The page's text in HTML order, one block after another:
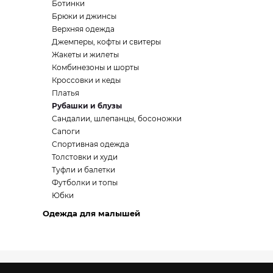
Ботинки
Брюки и джинсы
Верхняя одежда
Джемперы, кофты и свитеры
Жакеты и жилеты
Комбинезоны и шорты
Кроссовки и кеды
Платья
Рубашки и блузы
Сандалии, шлепанцы, босоножки
Сапоги
Спортивная одежда
Толстовки и худи
Туфли и балетки
Футболки и топы
Юбки
Одежда для малышей